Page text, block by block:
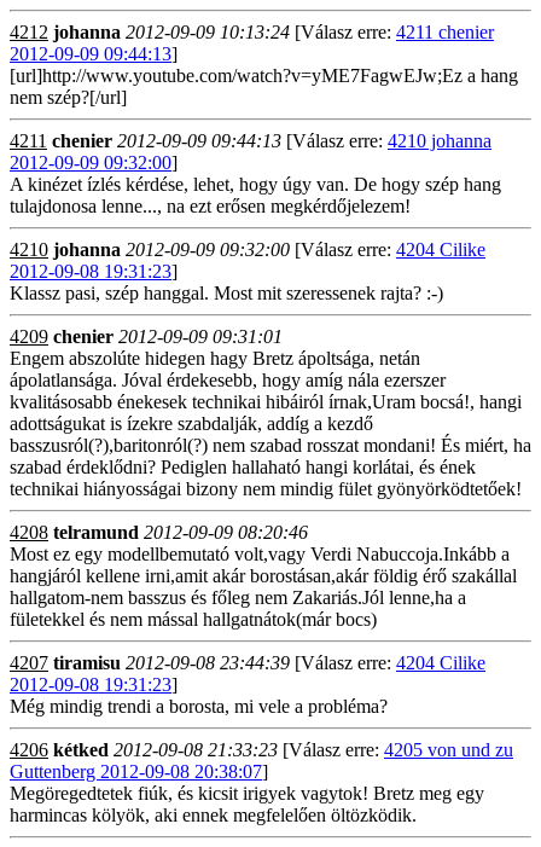
4212 johanna 2012-09-09 10:13:24 [Válasz erre: 4211 chenier
2012-09-09 09:44:13]
[url]http://www.youtube.com/watch?v=yME7FagwEJw;Ez a hang
nem szép?[/url]
4211 chenier 2012-09-09 09:44:13 [Válasz erre: 4210 johanna
2012-09-09 09:32:00]
A kinézet ízlés kérdése, lehet, hogy úgy van. De hogy szép hang
tulajdonosa lenne..., na ezt erősen megkérdőjelezem!
4210 johanna 2012-09-09 09:32:00 [Válasz erre: 4204 Cilike
2012-09-08 19:31:23]
Klassz pasi, szép hanggal. Most mit szeressenek rajta? :-)
4209 chenier 2012-09-09 09:31:01
Engem abszolúte hidegen hagy Bretz ápoltsága, netán
ápolatlansága. Jóval érdekesebb, hogy amíg nála ezerszer
kvalitásosabb énekesek technikai hibáiról írnak,Uram bocsá!, hangi
adottságukat is ízekre szabdalják, addíg a kezdő
basszusról(?),baritonról(?) nem szabad rosszat mondani! És miért, ha
szabad érdeklődni? Pediglen hallaható hangi korlátai, és ének
technikai hiányosságai bizony nem mindig fület gyönyörködtetőek!
4208 telramund 2012-09-09 08:20:46
Most ez egy modellbemutató volt,vagy Verdi Nabuccoja.Inkább a
hangjáról kellene irni,amit akár borostásan,akár földig érő szakállal
hallgatom-nem basszus és főleg nem Zakariás.Jól lenne,ha a
fületekkel és nem mással hallgatnátok(már bocs)
4207 tiramisu 2012-09-08 23:44:39 [Válasz erre: 4204 Cilike
2012-09-08 19:31:23]
Még mindig trendi a borosta, mi vele a probléma?
4206 kétked 2012-09-08 21:33:23 [Válasz erre: 4205 von und zu
Guttenberg 2012-09-08 20:38:07]
Megöregedtetek fiúk, és kicsit irigyek vagytok! Bretz meg egy
harmincas kölyök, aki ennek megfelelően öltözködik.